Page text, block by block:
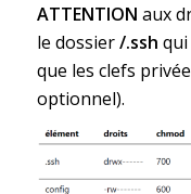
ATTENTION aux
le dossier/.ssh
que les clefs
optionnel).